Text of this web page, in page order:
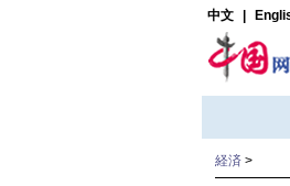
経済 >